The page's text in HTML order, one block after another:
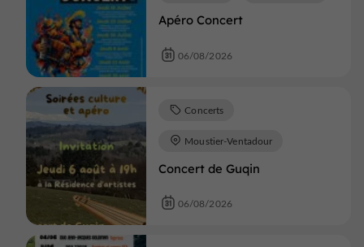
Apéro Concert
06/08/2026
Concert de Guqin
Concerts
Moustier-Ventadour
06/08/2026